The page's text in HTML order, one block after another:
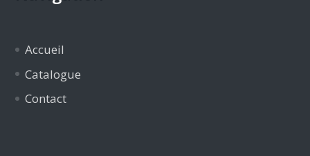
Accueil
Catalogue
Contact